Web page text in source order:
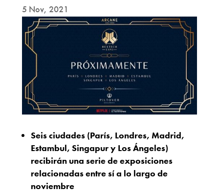
5 Nov, 2021
Seis ciudades (París, Londres, Madrid,
Estambul, Singapur y Los Ángeles)
recibirán una serie de exposiciones
relacionadas entre sí a lo largo de
noviembre